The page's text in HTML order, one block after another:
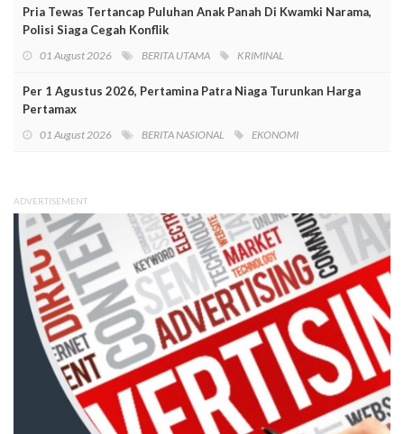
Pria Tewas Tertancap Puluhan Anak Panah Di Kwamki Narama,
Polisi Siaga Cegah Konflik
01 August 2026 BERITA UTAMA KRIMINAL
Per 1 Agustus 2026, Pertamina Patra Niaga Turunkan Harga
Pertamax
01 August 2026 BERITA NASIONAL EKONOMI
ADVERTISEMENT